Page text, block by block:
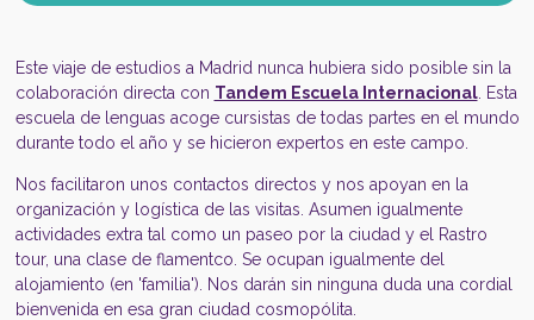
Este viaje de estudios a Madrid nunca hubiera sido posible sin la
colaboración directa con Tandem Escuela Internacional. Esta
escuela de lenguas acoge cursistas de todas partes en el mundo
durante todo el año y se hicieron expertos en este campo.
Nos facilitaron unos contactos directos y nos apoyan en la
organización y logística de las visitas. Asumen igualmente
actividades extra tal como un paseo por la ciudad y el Rastro
tour, una clase de flamentco. Se ocupan igualmente del
alojamiento (en 'familia'). Nos darán sin ninguna duda una cordial
bienvenida en esa gran ciudad cosmopólita.